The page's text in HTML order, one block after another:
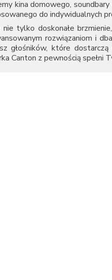
kina domowego,
do indywidualnych
tylko doskonałe
rozwiązaniom i
głośników, które dostarczą
Canton z pewnością spełni